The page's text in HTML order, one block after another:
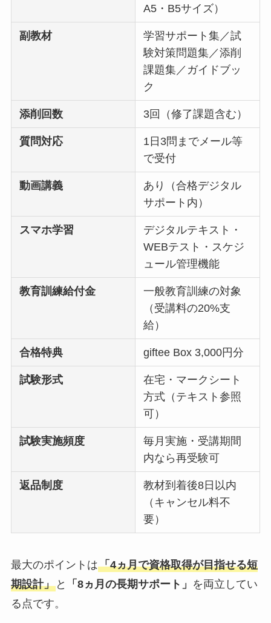
A5・B5サイズ）
副教材
学習サポート集／試
験対策問題集／添削
課題集／ガイドブッ
ク
添削回数 3回（修了課題含む）
質問対応
1日3問までメール等
で受付
動画講義
あり（合格デジタル
サポート内）
スマホ学習
デジタルテキスト・
WEBテスト・スケジ
ュール管理機能
教育訓練給付金
一般教育訓練の対象
（受講料の20%支
給）
合格特典 giftee Box 3,000円分
試験形式
在宅・マークシート
方式（テキスト参照
可）
試験実施頻度
毎月実施・受講期間
内なら再受験可
返品制度
教材到着後8日以内
（キャンセル料不
要）
最大のポイントは「4ヵ月で資格取得が目指せる短
期設計」と 「8ヵ月の長期サポート」 を両立してい
る点です。